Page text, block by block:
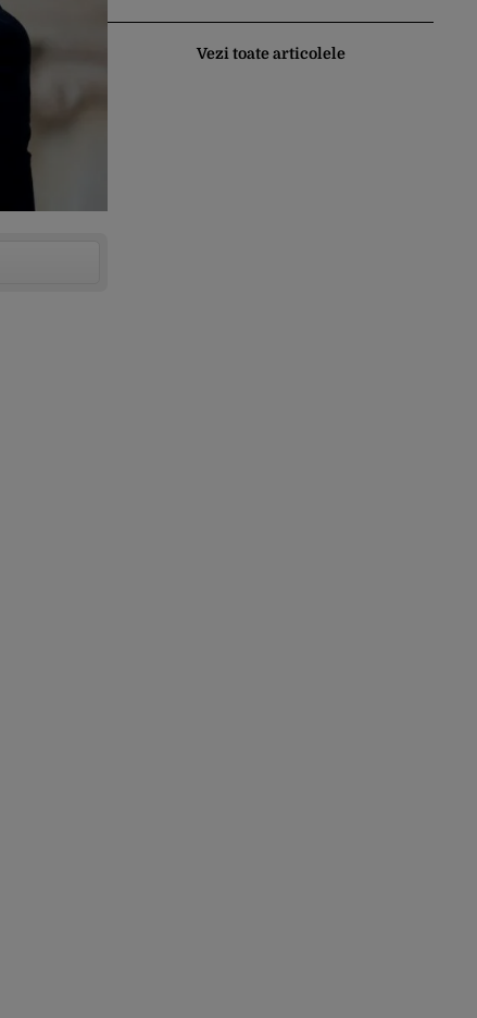
Vezi toate articolele